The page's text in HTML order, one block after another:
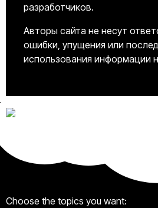
разработчиков.
Авторы сайта не несут
ошибки, упущения или
использования информации
Choose the topics you want: